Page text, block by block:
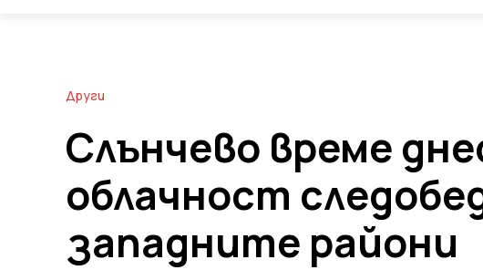
Други
Слънчево време
облачност
западните райони